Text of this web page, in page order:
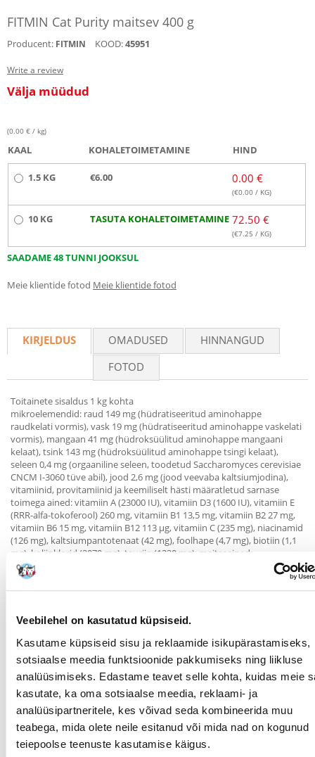
Veebilehel on kasutatud küpsiseid.
Kasutame küpsiseid sisu ja reklaamide isikupärastamiseks,
sotsiaalse meedia funktsioonide pakkumiseks ning liikluse
analüüsimiseks. Edastame teavet selle kohta, kuidas meie
kasutate, ka oma sotsiaalse meedia, reklaami- ja
analüüsipartneritele, kes võivad seda kombineerida muu
teabega, mida olete neile esitanud või mida nad on kogunud
teiepoolse teenuste kasutamise käigus.
FITMIN Cat Purity maitsev 400 g
Producent: FITMIN KOOD:45951
Write a review
Välja müüdud
(0.00 € / kg)
KAAL KOHALETOIMETAMINE HIND
1.5 KG €6.00 0.00 €
(€0.00 / KG)
10 KG TASUTA KOHALETOIMETAMINE 72.50 €
(€7.25 / KG)
SAADAME 48 TUNNI JOOKSUL
Meie klientide fotod Meie klientide fotod
KIRJELDUS OMADUSED
HINNANGUD
FOTOD
Toitainete sisaldus 1 kg kohta
mikroelemendid: raud 149 mg (hüdratiseeritud aminohappe
raudkelati vormis), vask 19 mg (hüdratiseeritud aminohappe vaskelati
vormis), mangaan 41 mg (hüdroksüülitud aminohappe mangaani
kelaat), tsink 143 mg (hüdroksüülitud aminohappe tsingi kelaat),
seleen 0,4 mg (orgaaniline seleen, toodetud Saccharomyces cerevisiae
CNCM I-3060 tüve abil), jood 2,6 mg (jood veevaba kaltsiumjodina),
vitamiinid, provitamiinid ja keemiliselt hästi määratletud sarnase
toimega ained: vitamiin A (23000 IU), vitamiin D3 (1600 IU), vitamiin E
(RRR-alfa-tokoferool) 260 mg, vitamiin B1 13,5 mg, vitamiin B2 27 mg,
vitamiin B6 15 mg, vitamiin B12 113 µg, vitamiin C (235 mg), niacinamid
(126 mg), kaltsiumpantotenaat (42 mg), foolhape (4,7 mg), biotiin (1,1
mg), koliinklorid (2070 mg), tauriin (1320 mg); maitseained:
rosmariiniekstrakt (100 mg); aminohapped: DL-metioniin (5222 μg);
antioksüdandid, säilitusained.
Annustamine
täiskasvanud kass 30–50 g 45–70 g 65–90 g 85–110 g
Parameetrid
PAKENDI KAAL (KG): 0.4
TOOTESARI: Cat Purity Delicious
TÜÜP: Sööt/toit